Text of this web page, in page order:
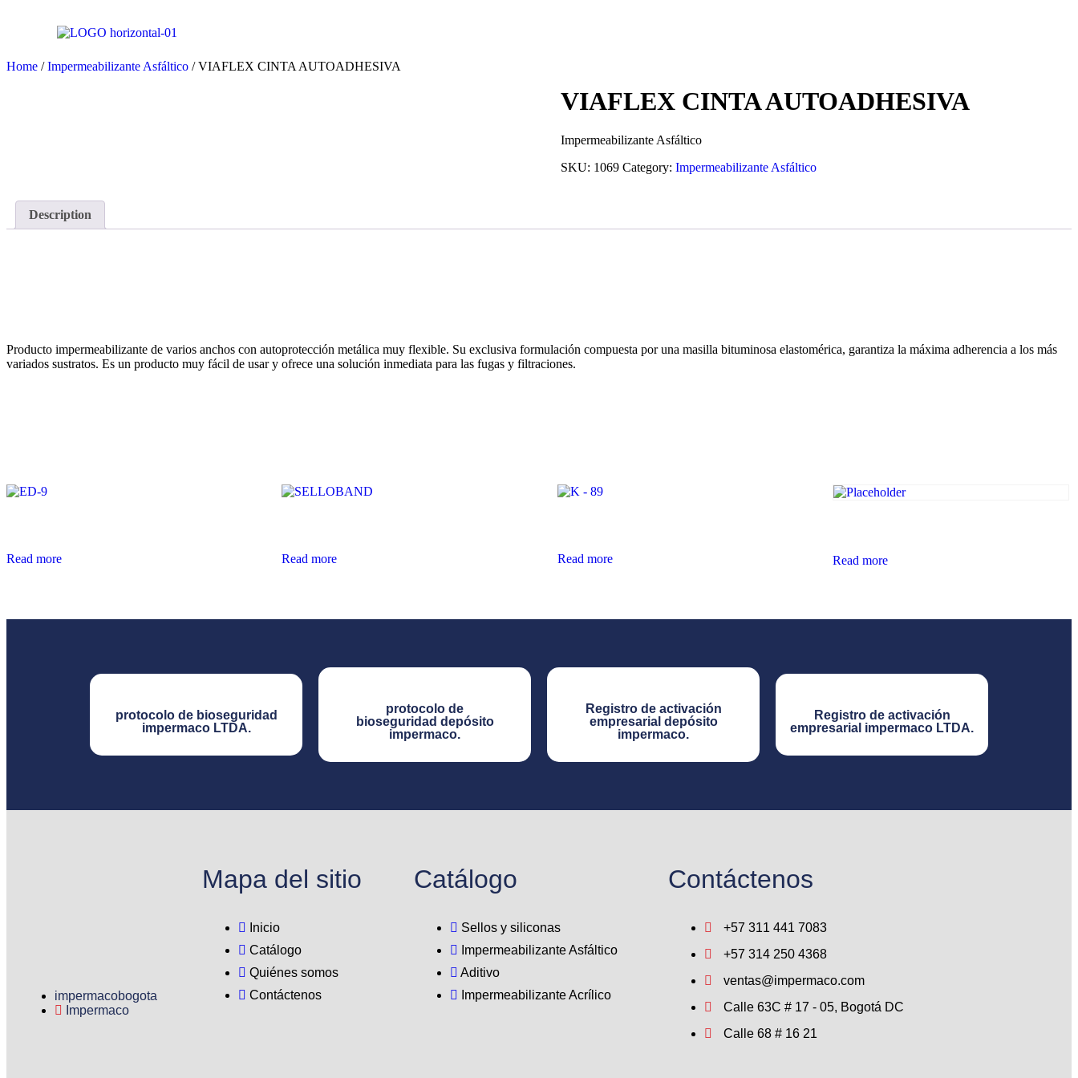
Home /Impermeabilizante Asfáltico / VIAFLEX CINTA AUTOADHESIVA
VIAFLEX CINTA AUTOADHESIVA
Impermeabilizante Asfáltico
SKU: 1069 Category: Impermeabilizante Asfáltico
Description
Producto impermeabilizante de varios anchos con autoprotección metálica muy flexible. Su exclusiva formulación compuesta por una masilla bituminosa elastomérica, garantiza la máxima adherencia a los más
variados sustratos. Es un producto muy fácil de usar y ofrece una solución inmediata para las fugas y filtraciones.
Read more Read more Read more Read more
protocolo de bioseguridad
impermaco LTDA.​
protocolo de
bioseguridad depósito
impermaco.​
Registro de activación
empresarial depósito
impermaco.​
Registro de activación
empresarial impermaco LTDA.​
impermacobogota
Impermaco
Mapa del sitio
Inicio
Catálogo
Quiénes somos
Contáctenos
Catálogo
Sellos y siliconas
Impermeabilizante Asfáltico
Aditivo
Impermeabilizante Acrílico
Contáctenos
+57 311 441 7083
+57 314 250 4368
ventas@impermaco.com
Calle 63C # 17 - 05, Bogotá DC
Calle 68 # 16 21